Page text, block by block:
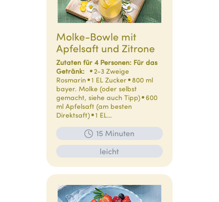
Molke-Bowle mit
Apfelsaft und Zitrone
Zutaten für 4 Personen: Für das
Getränk:
2-3 Zweige
Rosmarin
1 EL Zucker
800 ml
bayer. Molke (oder selbst
gemacht, siehe auch Tipp)
600
ml Apfelsaft (am besten
Direktsaft) 1 EL…
15 Minuten
leicht